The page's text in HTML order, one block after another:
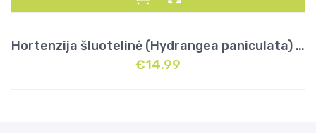
Hortenzija šluotelinė (Hydrangea paniculata) „Bonfire”
€14.99